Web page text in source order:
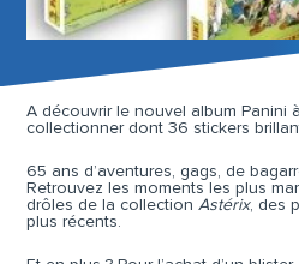
A découvrir le nouvel album Panini
collectionner dont 36 stickers
65 ans d’aventures, gags, de
Retrouvez les moments les plus
drôles de la collection Astérix, des
plus récents.